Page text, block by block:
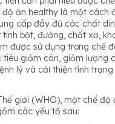
độ ăn healthy là một cách
cấp đầy đủ các chất
bột, đường, chất xơ,
được sử dụng trong chế
giảm cân, giảm lượng
lý và cải thiện tình trạng
giới (WHO), một chế độ
các yếu tố sau: